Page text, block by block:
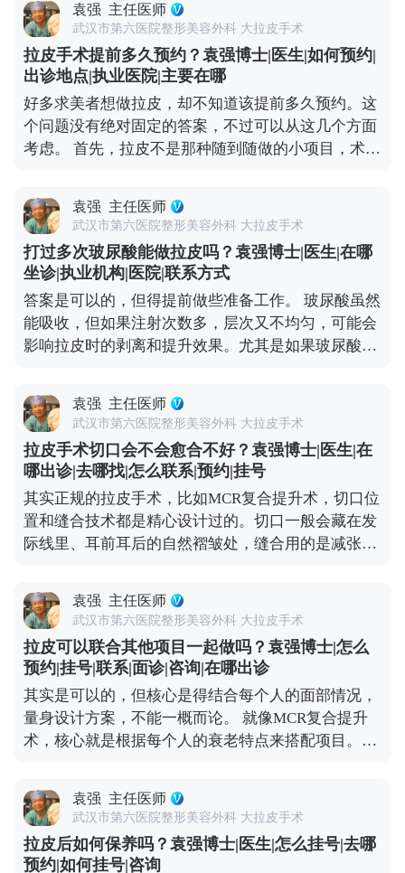
人耐受力、术中麻醉效果和术后护理。 不管是小拉皮
还是大拉皮，术中都会用麻醉，手术过程中是完全不
疼的。术后的疼痛感主要集中在恢复初期，但可以通
过药物和物理方式缓解。我都会跟患者交代，术后多
休息、按时吃药、避免剧烈活动，这样疼痛感会明显
减轻。 所以大家不用因为怕疼就纠结选哪种术式，关
键还是要根据自己的衰老程度和预期效果，选适合自
问题，可以去官方媒体平台（公众号、百家号、小红
薯）预约面诊，详细了解。
袁强 主任医师
武汉市第六医院整形美容外科 大拉皮手术
拉皮手术提前多久预约？袁强博士|医生|如何预约|
出诊地点|执业医院|主要在哪
好多求美者想做拉皮，却不知道该提前多久预约。这
个问题没有绝对固定的答案，不过可以从这几个方面
考虑。 首先，拉皮不是那种随到随做的小项目，术前
预约面诊，这样医生才有足够的时间了解你的面部情
况、需求，帮你设计个性化的手术方案。 其次，拉皮
前后需要一段恢复期，要是你有重要的社交活动或者
工作安排，一定要提前规划好时间，避免恢复期和重
要行程冲突。另外，手术前还得做一些必要的体检，
确保身体状况适合手术，这也需要预留时间。 最后，
医生的排期也是个重要因素。靠谱的医生手术排期通
常都比较满，提前预约才能避免等太久。建议大家只
留足准备时间。 想知道更多关于MCR复合提升术的
问题，可以去官方媒体平台（公众号、百家号、小红
薯）预约面诊，详细了解。
袁强 主任医师
武汉市第六医院整形美容外科 大拉皮手术
打过多次玻尿酸能做拉皮吗？袁强博士|医生|在哪
坐诊|执业机构|医院|联系方式
答案是可以的，但得提前做些准备工作。 玻尿酸虽然
能吸收，但如果注射次数多，层次又不均匀，可能会
影响拉皮时的剥离和提升效果。尤其是如果玻尿酸跑
一般建议，拉皮手术前先面诊检查，看看面部玻尿酸
的分布情况。如果有必要，就先把多余的玻尿酸溶解
掉，等面部状态恢复稳定了再做拉皮。这样既能保证
手术安全，也能让提升效果更精准、更持久。 其实拉
皮和填充并不冲突，关键是要找对时间、用对方式，
才能真正达到面部年轻化的效果。 想知道更多关于
MCR复合提升术的问题，可以去官方媒体平台（公众
号、百家号、小红薯）预约面诊，详细了解。
袁强 主任医师
武汉市第六医院整形美容外科 大拉皮手术
拉皮手术切口会不会愈合不好？袁强博士|医生|在
哪出诊|去哪找|怎么联系|预约|挂号
其实正规的拉皮手术，比如MCR复合提升术，切口位
置和缝合技术都是精心设计过的。切口一般会藏在发
际线里、耳前耳后的自然褶皱处，缝合用的是减张缝
出来了。至于大家担心的耳朵变形，只要操作规范，
这种情况很少出现。 当然，愈合效果不只是医生技术
的事，术后护理也很关键。术后两三周内尽量别抽烟
喝酒，辛辣食物、海鲜和牛羊肉这些“发物”也先忌
口，饮食清淡软烂一些。出院后可以散散步，但一个
月内别做跑步、游泳、力量训练这些剧烈运动，避免
影响伤口愈合。 总的来说，只要选对医生、做好护
理，拉皮切口愈合大多都很理想，不用过度焦虑。 想
体平台（公众号、百家号、小红薯）预约面诊，详细
了解。
袁强 主任医师
武汉市第六医院整形美容外科 大拉皮手术
拉皮可以联合其他项目一起做吗？袁强博士|怎么
预约|挂号|联系|面诊|咨询|在哪出诊
其实是可以的，但核心是得结合每个人的面部情况，
量身设计方案，不能一概而论。 就像MCR复合提升
术，核心就是根据每个人的衰老特点来搭配项目。拉
很明显，比如上眼皮松、眼角往下掉，或者眼袋突
出，这种时候单做拉皮就不够全面了。 所以要是眼周
问题突出，拉皮的时候可以考虑联合提眉、双眼皮或
者祛眼袋手术。比如提眉能顺便改善眉形和上眼皮松
袁强 主任医师
武汉市第六医院整形美容外科 大拉皮手术
拉皮后如何保养吗？袁强博士|医生|怎么挂号|去哪
预约|如何挂号|咨询